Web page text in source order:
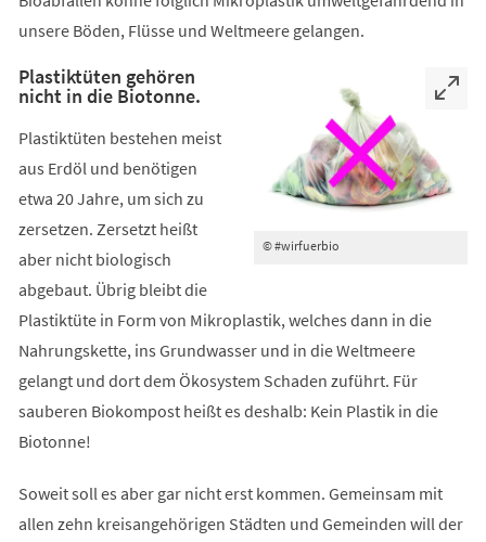
unsere Böden, Flüsse und Weltmeere gelangen.
© #wirfuerbio
Plastiktüten gehören
nicht in die Biotonne.
Plastiktüten bestehen meist
aus Erdöl und benötigen
etwa 20 Jahre, um sich zu
zersetzen. Zersetzt heißt
aber nicht biologisch
abgebaut. Übrig bleibt die
Plastiktüte in Form von Mikroplastik, welches dann in die
Nahrungskette, ins Grundwasser und in die Weltmeere
gelangt und dort dem Ökosystem Schaden zuführt. Für
sauberen Biokompost heißt es deshalb: Kein Plastik in die
Biotonne!
Soweit soll es aber gar nicht erst kommen. Gemeinsam mit
allen zehn kreisangehörigen Städten und Gemeinden will der